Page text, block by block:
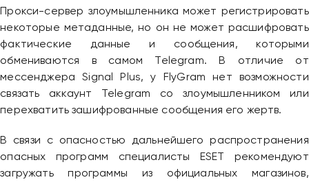
Прокси-сервер злоумышленника может регистрировать
некоторые метаданные, но он не может расшифровать
фактические данные и сообщения, которыми
обмениваются в самом Telegram. В отличие от
мессенджера Signal Plus, у FlyGram нет возможности
связать аккаунт Telegram со злоумышленником или
перехватить зашифрованные сообщения его жертв.
В связи с опасностью дальнейшего распространения
опасных программ специалисты ESET рекомендуют
загружать программы из официальных магазинов,